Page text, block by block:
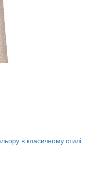
в класичному стилі